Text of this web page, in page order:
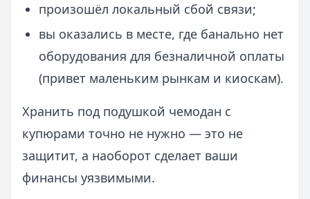
произошёл локальный сбой связи;
вы оказались в месте, где банально нет
оборудования для безналичной оплаты
(привет маленьким рынкам и киоскам).
Хранить под подушкой чемодан с
купюрами точно не нужно — это не
защитит, а наоборот сделает ваши
финансы уязвимыми.